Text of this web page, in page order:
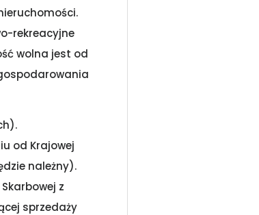
rekreacyjne
wolna jest od
od Krajowej
należny).
z
sprzedaży